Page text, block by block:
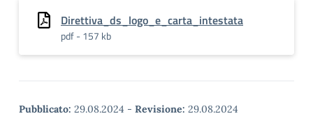
Direttiva_ds_logo_e_carta_intestata
pdf - 157 kb
Pubblicato: 29.08.2024 - Revisione: 29.08.2024